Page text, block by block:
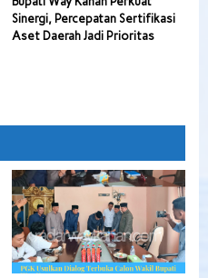
Sinergi, Percepatan Sertifikasi
Aset Daerah Jadi Prioritas